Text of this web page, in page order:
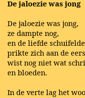
De jaloezie was jong
De jaloezie was jong,
ze dampte nog,
en de liefde
prikte zich aan de
wist nog niet wat
en bloeden.
In de verte lag het